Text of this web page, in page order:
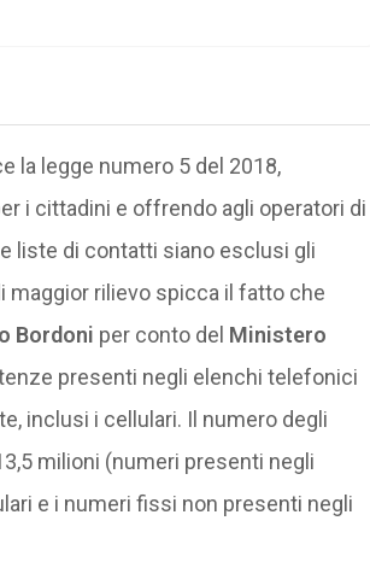
la legge numero 5 del 2018,
i cittadini e offrendo agli operatori di
liste di contatti siano esclusi gli
maggior rilievo spicca il fatto che
Bordoni per conto del Ministero
presenti negli elenchi telefonici
inclusi i cellulari. Il numero degli
milioni (numeri presenti negli
e i numeri fissi non presenti negli